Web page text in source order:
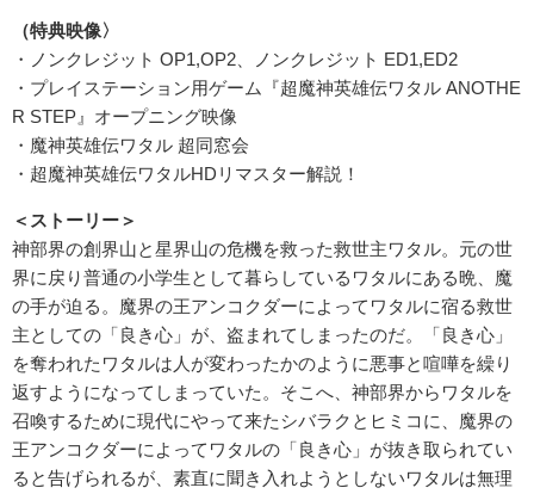
（特典映像〉
・ノンクレジット OP1,OP2、ノンクレジット ED1,ED2
・プレイステーション用ゲーム『超魔神英雄伝ワタル ANOTHE
R STEP』オープニング映像
・魔神英雄伝ワタル 超同窓会
・超魔神英雄伝ワタルHDリマスター解説！
＜ストーリー＞
神部界の創界山と星界山の危機を救った救世主ワタル。元の世
界に戻り普通の小学生として暮らしているワタルにある晩、魔
の手が迫る。魔界の王アンコクダーによってワタルに宿る救世
主としての「良き心」が、盗まれてしまったのだ。「良き心」
を奪われたワタルは人が変わったかのように悪事と喧嘩を繰り
返すようになってしまっていた。そこへ、神部界からワタルを
召喚するために現代にやって来たシバラクとヒミコに、魔界の
王アンコクダーによってワタルの「良き心」が抜き取られてい
ると告げられるが、素直に聞き入れようとしないワタルは無理